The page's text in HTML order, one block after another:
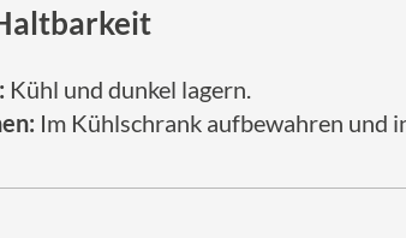
Kühl und dunkel lagern.
Im Kühlschrank aufbewahren und